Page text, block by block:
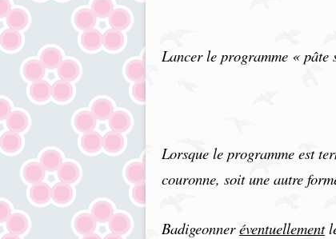
Lancer le programme « pâte
Lorsque le programme est
couronne, soit une autre
Badigeonneréventuellement